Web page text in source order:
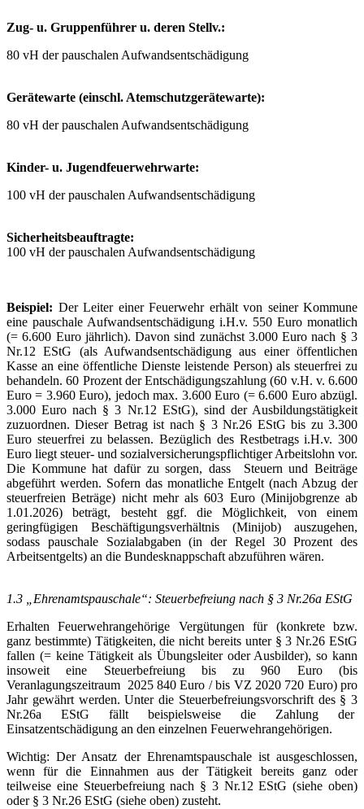
Zug- u. Gruppenführer u. deren Stellv.:
80 vH der pauschalen Aufwandsentschädigung
Gerätewarte (einschl. Atemschutzgerätewarte):
80 vH der pauschalen Aufwandsentschädigung
Kinder- u. Jugendfeuerwehrwarte:
100 vH der pauschalen Aufwandsentschädigung
Sicherheitsbeauftragte:
100 vH der pauschalen Aufwandsentschädigung
Beispiel: Der Leiter einer Feuerwehr erhält von seiner Kommune
eine pauschale Aufwandsentschädigung i.H.v. 550 Euro monatlich
(= 6.600 Euro jährlich). Davon sind zunächst 3.000 Euro nach § 3
Nr.12 EStG (als Aufwandsentschädigung aus einer öffentlichen
Kasse an eine öffentliche Dienste leistende Person) als steuerfrei zu
behandeln. 60 Prozent der Entschädigungszahlung (60 v.H. v. 6.600
Euro = 3.960 Euro), jedoch max. 3.600 Euro (= 6.600 Euro abzügl.
3.000 Euro nach § 3 Nr.12 EStG), sind der Ausbildungstätigkeit
zuzuordnen. Dieser Betrag ist nach § 3 Nr.26 EStG bis zu 3.300
Euro steuerfrei zu belassen. Bezüglich des Restbetrags i.H.v. 300
Euro liegt steuer- und sozialversicherungspflichtiger Arbeitslohn vor.
Die Kommune hat dafür zu sorgen, dass Steuern und Beiträge
abgeführt werden. Sofern das monatliche Entgelt (nach Abzug der
steuerfreien Beträge) nicht mehr als 603 Euro (Minijobgrenze ab
1.01.2026) beträgt, besteht ggf. die Möglichkeit, von einem
geringfügigen Beschäftigungsverhältnis (Minijob) auszugehen,
sodass pauschale Sozialabgaben (in der Regel 30 Prozent des
Arbeitsentgelts) an die Bundesknappschaft abzuführen wären.
1.3 „Ehrenamtspauschale“: Steuerbefreiung nach § 3 Nr.26a EStG
Erhalten Feuerwehrangehörige Vergütungen für (konkrete bzw.
ganz bestimmte) Tätigkeiten, die nicht bereits unter § 3 Nr.26 EStG
fallen (= keine Tätigkeit als Übungsleiter oder Ausbilder), so kann
insoweit eine Steuerbefreiung bis zu 960 Euro (bis
Veranlagungszeitraum 2025 840 Euro / bis VZ 2020 720 Euro) pro
Jahr gewährt werden. Unter die Steuerbefreiungsvorschrift des § 3
Nr.26a EStG fällt beispielsweise die Zahlung der
Einsatzentschädigung an den einzelnen Feuerwehrangehörigen.
Wichtig: Der Ansatz der Ehrenamtspauschale ist ausgeschlossen,
wenn für die Einnahmen aus der Tätigkeit bereits ganz oder
teilweise eine Steuerbefreiung nach § 3 Nr.12 EStG (siehe oben)
oder § 3 Nr.26 EStG (siehe oben) zusteht.